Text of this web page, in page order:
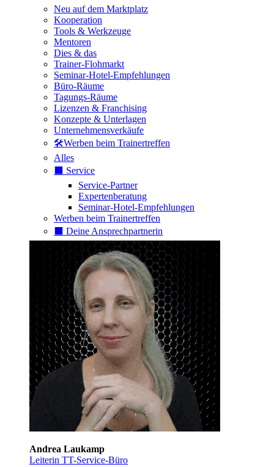
Neu auf dem Marktplatz
Kooperation
Tools & Werkzeuge
Mentoren
Dies & das
Trainer-Flohmarkt
Seminar-Hotel-Empfehlungen
Büro-Räume
Tagungs-Räume
Lizenzen & Franchising
Konzepte & Unterlagen
Unternehmensverkäufe
🛠️Werben beim Trainertreffen
Alles
⬛️ Service
Service-Partner
Expertenberatung
Seminar-Hotel-Empfehlungen
Werben beim Trainertreffen
⬛️ Deine Ansprechpartnerin
Andrea Laukamp
Leiterin TT-Service-Büro